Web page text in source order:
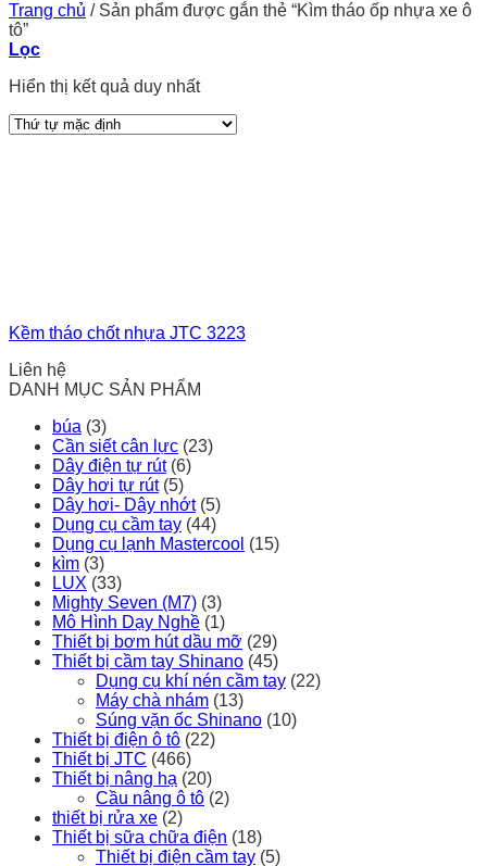
Trang chủ /Sản phẩm được gắn thẻ “Kìm tháo ốp nhựa xe ô
tô”
Lọc
Hiển thị kết quả duy nhất
Kềm tháo chốt nhựa JTC 3223
Liên hệ
DANH MỤC SẢN PHẨM
búa (3)
Cần siết cân lực (23)
Dây điện tự rút (6)
Dây hơi tự rút (5)
Dây hơi- Dây nhớt (5)
Dụng cụ cầm tay (44)
Dụng cụ lạnh Mastercool (15)
kìm (3)
LUX (33)
Mighty Seven (M7) (3)
Mô Hình Dạy Nghề (1)
Thiết bị bơm hút dầu mỡ (29)
Thiết bị cầm tay Shinano (45)
Dụng cụ khí nén cầm tay (22)
Máy chà nhám (13)
Súng vặn ốc Shinano (10)
Thiết bị điện ô tô (22)
Thiết bị JTC (466)
Thiết bị nâng hạ (20)
Cầu nâng ô tô (2)
thiết bị rửa xe (2)
Thiết bị sữa chữa điện (18)
Thiết bị điện cầm tay (5)